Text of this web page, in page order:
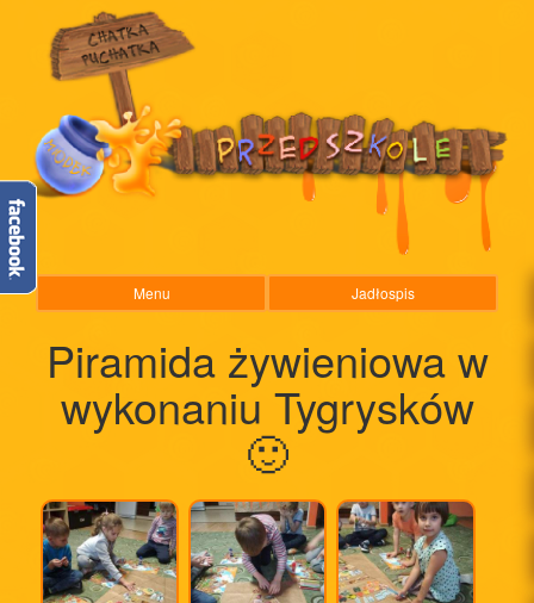
Menu Jadłospis
Piramida żywieniowa w
wykonaniu Tygrysków
🙂